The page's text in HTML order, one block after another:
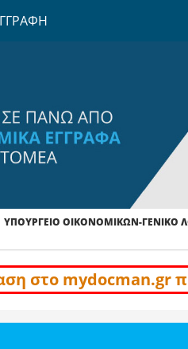
ΥΠΟΥΡΓΕΙΟ ΟΙΚΟΝΟΜΙΚΩΝ-ΓΕΝΙΚΟ
στο mydocman.gr